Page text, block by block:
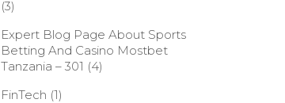
(3)
Expert Blog Page About Sports
Betting And Casino Mostbet
Tanzania – 301 (4)
FinTech (1)